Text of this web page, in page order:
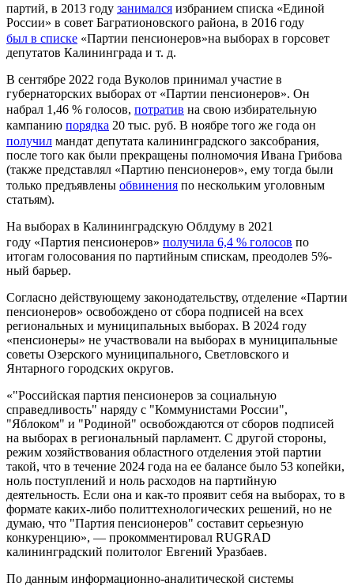
партий, в 2013 году занимался избранием списка «Единой
России» в совет Багратионовского района, в 2016 году
был в списке «Партии пенсионеров»на выборах в горсовет
депутатов Калининграда и т. д.
В сентябре 2022 года Вуколов принимал участие в
губернаторских выборах от «Партии пенсионеров». Он
набрал 1,46 % голосов, потратив на свою избирательную
кампанию порядка 20 тыс. руб. В ноябре того же года он
получил мандат депутата калининградского заксобрания,
после того как были прекращены полномочия Ивана Грибова
(также представлял «Партию пенсионеров», ему тогда были
только предъявлены обвинения по нескольким уголовным
статьям).
На выборах в Калининградскую Облдуму в 2021
году «Партия пенсионеров» получила 6,4 % голосов по
итогам голосования по партийным спискам, преодолев 5%-
ный барьер.
Согласно действующему законодательству, отделение «Партии
пенсионеров» освобождено от сбора подписей на всех
региональных и муниципальных выборах. В 2024 году
«пенсионеры» не участвовали на выборах в муниципальные
советы Озерского муниципального, Светловского и
Янтарного городских округов.
«"Российская партия пенсионеров за социальную
справедливость" наряду с "Коммунистами России",
"Яблоком" и "Родиной" освобождаются от сборов подписей
на выборах в региональный парламент. С другой стороны,
режим хозяйствования областного отделения этой партии
такой, что в течение 2024 года на ее балансе было 53 копейки,
ноль поступлений и ноль расходов на партийную
деятельность. Если она и как-то проявит себя на выборах, то в
формате каких-либо политтехнологических решений, но не
думаю, что "Партия пенсионеров" составит серьезную
конкуренцию», — прокомментировал RUGRAD
калининградский политолог Евгений Уразбаев.
По данным информационно-аналитической системы